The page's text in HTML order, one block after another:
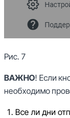
Рис. 7
ВАЖНО! Если
необходимо
Все ли дни